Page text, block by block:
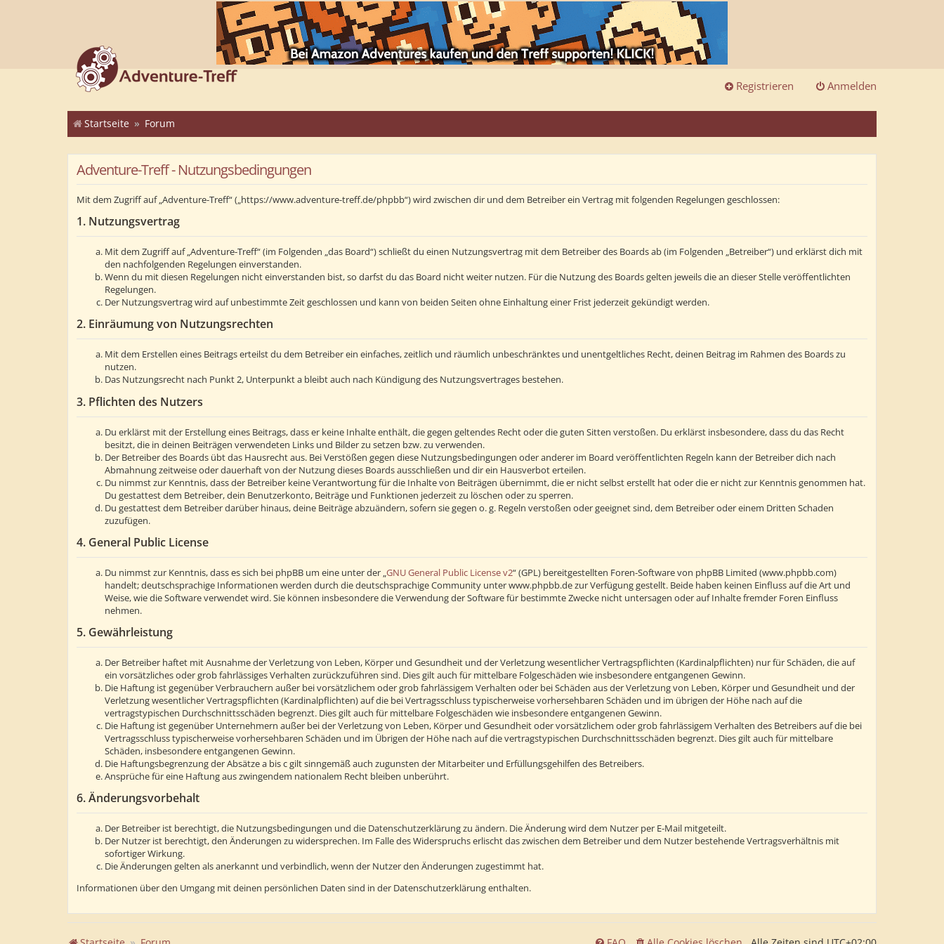
Anmelden
Registrieren
Startseite Forum
Adventure-Treff - Nutzungsbedingungen
Mit dem Zugriff auf „Adventure-Treff“ („https://www.adventure-treff.de/phpbb“) wird zwischen dir und dem Betreiber ein Vertrag mit folgenden Regelungen geschlossen:
1. Nutzungsvertrag
Mit dem Zugriff auf „Adventure-Treff“ (im Folgenden „das Board“) schließt du einen Nutzungsvertrag mit dem Betreiber des Boards ab (im Folgenden „Betreiber“) und erklärst dich mit
den nachfolgenden Regelungen einverstanden.
Wenn du mit diesen Regelungen nicht einverstanden bist, so darfst du das Board nicht weiter nutzen. Für die Nutzung des Boards gelten jeweils die an dieser Stelle veröffentlichten
Regelungen.
Der Nutzungsvertrag wird auf unbestimmte Zeit geschlossen und kann von beiden Seiten ohne Einhaltung einer Frist jederzeit gekündigt werden.
2. Einräumung von Nutzungsrechten
Mit dem Erstellen eines Beitrags erteilst du dem Betreiber ein einfaches, zeitlich und räumlich unbeschränktes und unentgeltliches Recht, deinen Beitrag im Rahmen des Boards zu
nutzen.
Das Nutzungsrecht nach Punkt 2, Unterpunkt a bleibt auch nach Kündigung des Nutzungsvertrages bestehen.
3. Pflichten des Nutzers
Du erklärst mit der Erstellung eines Beitrags, dass er keine Inhalte enthält, die gegen geltendes Recht oder die guten Sitten verstoßen. Du erklärst insbesondere, dass du das Recht
besitzt, die in deinen Beiträgen verwendeten Links und Bilder zu setzen bzw. zu verwenden.
Der Betreiber des Boards übt das Hausrecht aus. Bei Verstößen gegen diese Nutzungsbedingungen oder anderer im Board veröffentlichten Regeln kann der Betreiber dich nach
Abmahnung zeitweise oder dauerhaft von der Nutzung dieses Boards ausschließen und dir ein Hausverbot erteilen.
Du nimmst zur Kenntnis, dass der Betreiber keine Verantwortung für die Inhalte von Beiträgen übernimmt, die er nicht selbst erstellt hat oder die er nicht zur Kenntnis genommen hat.
Du gestattest dem Betreiber, dein Benutzerkonto, Beiträge und Funktionen jederzeit zu löschen oder zu sperren.
Du gestattest dem Betreiber darüber hinaus, deine Beiträge abzuändern, sofern sie gegen o. g. Regeln verstoßen oder geeignet sind, dem Betreiber oder einem Dritten Schaden
zuzufügen.
4. General Public License
Du nimmst zur Kenntnis, dass es sich bei phpBB um eine unter der „GNU General Public License v2“ (GPL) bereitgestellten Foren-Software von phpBB Limited (www.phpbb.com)
handelt; deutschsprachige Informationen werden durch die deutschsprachige Community unter www.phpbb.de zur Verfügung gestellt. Beide haben keinen Einfluss auf die Art und
Weise, wie die Software verwendet wird. Sie können insbesondere die Verwendung der Software für bestimmte Zwecke nicht untersagen oder auf Inhalte fremder Foren Einfluss
nehmen.
5. Gewährleistung
Der Betreiber haftet mit Ausnahme der Verletzung von Leben, Körper und Gesundheit und der Verletzung wesentlicher Vertragspflichten (Kardinalpflichten) nur für Schäden, die auf
ein vorsätzliches oder grob fahrlässiges Verhalten zurückzuführen sind. Dies gilt auch für mittelbare Folgeschäden wie insbesondere entgangenen Gewinn.
Die Haftung ist gegenüber Verbrauchern außer bei vorsätzlichem oder grob fahrlässigem Verhalten oder bei Schäden aus der Verletzung von Leben, Körper und Gesundheit und der
Verletzung wesentlicher Vertragspflichten (Kardinalpflichten) auf die bei Vertragsschluss typischerweise vorhersehbaren Schäden und im übrigen der Höhe nach auf die
vertragstypischen Durchschnittsschäden begrenzt. Dies gilt auch für mittelbare Folgeschäden wie insbesondere entgangenen Gewinn.
Die Haftung ist gegenüber Unternehmern außer bei der Verletzung von Leben, Körper und Gesundheit oder vorsätzlichem oder grob fahrlässigem Verhalten des Betreibers auf die bei
Vertragsschluss typischerweise vorhersehbaren Schäden und im Übrigen der Höhe nach auf die vertragstypischen Durchschnittsschäden begrenzt. Dies gilt auch für mittelbare
Schäden, insbesondere entgangenen Gewinn.
Die Haftungsbegrenzung der Absätze a bis c gilt sinngemäß auch zugunsten der Mitarbeiter und Erfüllungsgehilfen des Betreibers.
Ansprüche für eine Haftung aus zwingendem nationalem Recht bleiben unberührt.
6. Änderungsvorbehalt
Der Betreiber ist berechtigt, die Nutzungsbedingungen und die Datenschutzerklärung zu ändern. Die Änderung wird dem Nutzer per E-Mail mitgeteilt.
Der Nutzer ist berechtigt, den Änderungen zu widersprechen. Im Falle des Widerspruchs erlischt das zwischen dem Betreiber und dem Nutzer bestehende Vertragsverhältnis mit
sofortiger Wirkung.
Die Änderungen gelten als anerkannt und verbindlich, wenn der Nutzer den Änderungen zugestimmt hat.
Informationen über den Umgang mit deinen persönlichen Daten sind in der Datenschutzerklärung enthalten.